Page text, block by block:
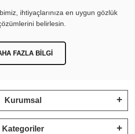
ihtiyaçlarınıza en uygun gözlük
belirlesin.
FAZLA BILGI
Kurumsal
Kategoriler